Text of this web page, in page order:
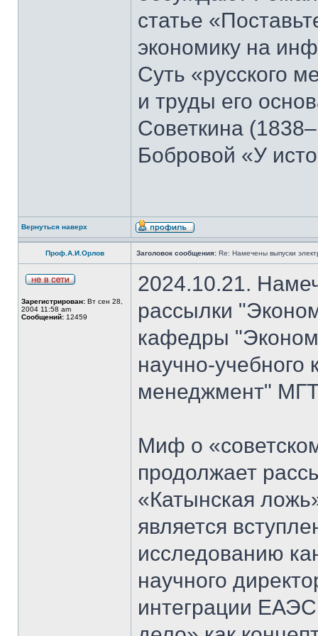
статье
экономику на
Суть «русского
и труды его
Советкина
Бобровой «У
Вернуться наверх
Проф.А.И.Орлов Заголовок сообщения: Re: Намечены выпуски
Зарегистрирован: Вт сен 28,
2004 11:58 am
Сообщений: 12459
2024.10.21.
рассылки
кафедры
научно-
менеджмент"
Миф о
продолжает
«Катынская
является
исследованию
научного
интеграции